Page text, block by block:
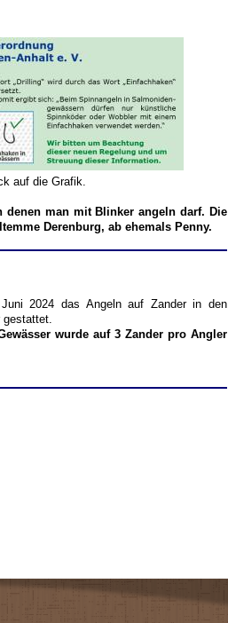
auf die Grafik.
man mit Blinker angeln darf. Die
Derenburg, ab ehemals Penny.
2024 das Angeln auf Zander in den
gestattet.
wurde auf 3 Zander pro Angler